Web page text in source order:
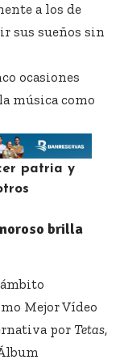
a los de
sus sueños sin
ocasiones
música como
patria y
brilla
Mejor Vídeo
por Tetas,